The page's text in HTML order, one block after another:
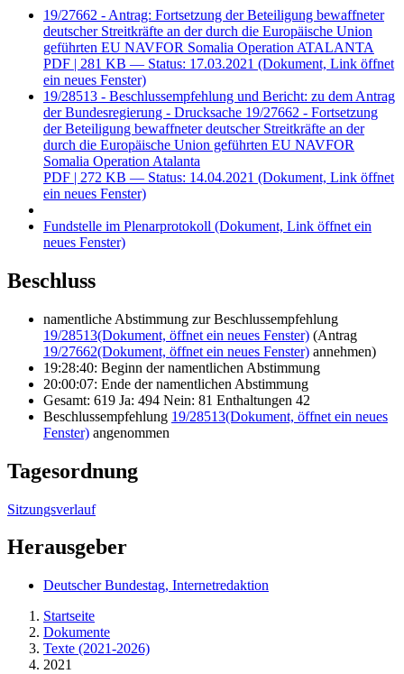
19/27662 - Antrag: Fortsetzung der Beteiligung bewaffneter
deutscher Streitkräfte an der durch die Europäische Union
geführten EU NAVFOR Somalia Operation ATALANTA
PDF | 281 KB — Status: 17.03.2021 (Dokument, Link öffnet
ein neues Fenster)
19/28513 - Beschlussempfehlung und Bericht: zu dem Antrag
der Bundesregierung - Drucksache 19/27662 - Fortsetzung
der Beteiligung bewaffneter deutscher Streitkräfte an der
durch die Europäische Union geführten EU NAVFOR
Somalia Operation Atalanta
PDF | 272 KB — Status: 14.04.2021 (Dokument, Link öffnet
ein neues Fenster)
Fundstelle im Plenarprotokoll (Dokument, Link öffnet ein
neues Fenster)
Beschluss
namentliche Abstimmung zur Beschlussempfehlung
19/28513(Dokument, öffnet ein neues Fenster) (Antrag
19/27662(Dokument, öffnet ein neues Fenster) annehmen)
19:28:40: Beginn der namentlichen Abstimmung
20:00:07: Ende der namentlichen Abstimmung
Gesamt: 619 Ja: 494 Nein: 81 Enthaltungen 42
Beschlussempfehlung 19/28513(Dokument, öffnet ein neues
Fenster) angenommen
Tagesordnung
Sitzungsverlauf
Herausgeber
Deutscher Bundestag, Internetredaktion
Startseite
Dokumente
Texte (2021-2026)
2021